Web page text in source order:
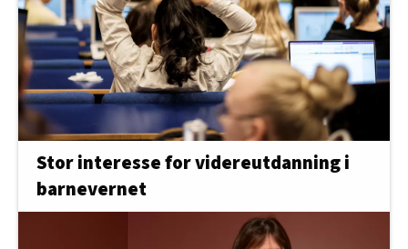
Stor interesse for videreutdanning i
barnevernet